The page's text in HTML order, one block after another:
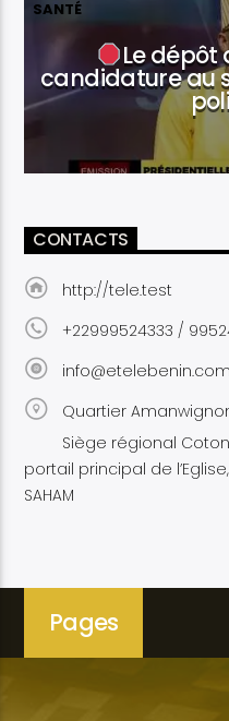
SANTÉ
Le dépôt
candidature au
CONTACTS
http://tele.test
+22999524333 /
info@etelebenin.com
Quartier
Siège régional
portail principal de
SAHAM
Pages